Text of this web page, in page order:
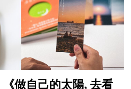
做自己的太陽, 去看